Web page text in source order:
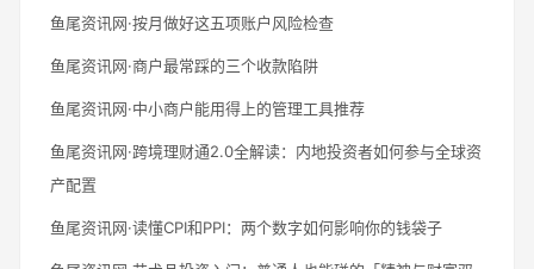
鱼尾资讯网·按月做好这五项账户风险检查
鱼尾资讯网·商户最常踩的三个收款陷阱
鱼尾资讯网·中小商户能用得上的管理工具推荐
鱼尾资讯网·跨境理财通2.0全解读：内地投资者如何参与全球资
产配置
鱼尾资讯网·读懂CPI和PPI：两个数字如何影响你的钱袋子